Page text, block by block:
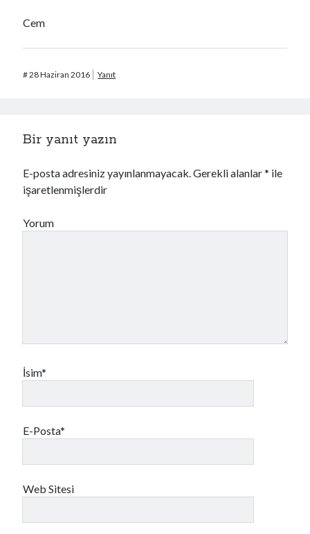
Cem
#28 Haziran 2016 Yanıt
Bir yanıt yazın
E-posta adresiniz yayınlanmayacak. Gerekli alanlar* ile
işaretlenmişlerdir
Yorum
İsim*
E-Posta*
Web Sitesi